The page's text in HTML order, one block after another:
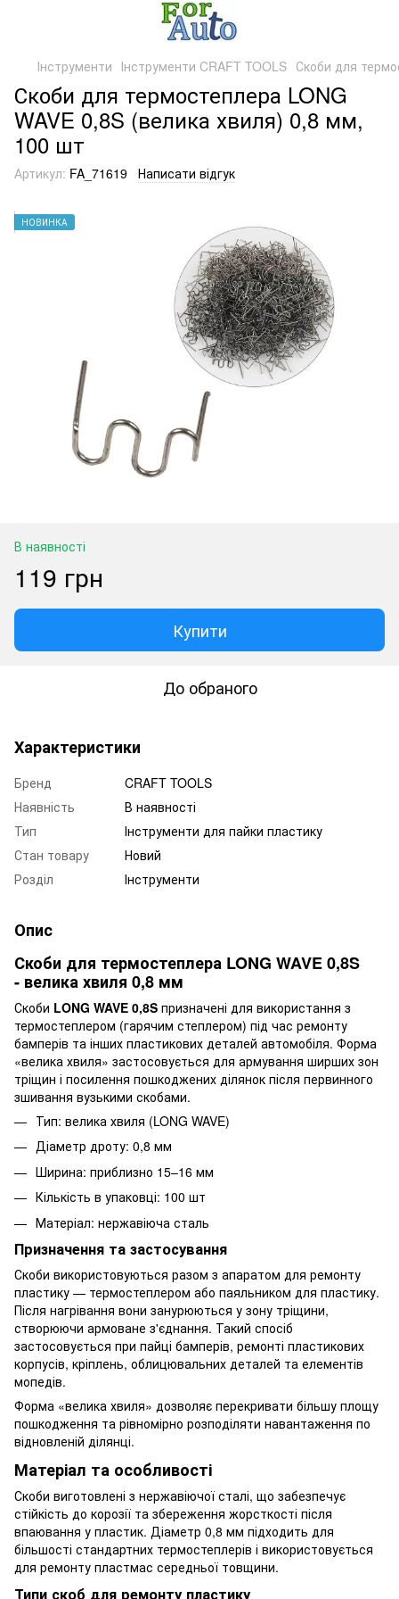
Інструменти Інструменти CRAFT TOOLS Скоби для
Скоби для термостеплера LONG
WAVE 0,8S (велика хвиля) 0,8 мм,
100 шт
Артикул: FA_71619 Написати відгук
НОВИНКА
В наявності
119 грн
Купити
До обраного
Характеристики
Бренд
CRAFT TOOLS
Наявність
В наявності
Тип
Інструменти для пайки пластику
Стан товару
Новий
Розділ
Інструменти
Опис
Скоби для термостеплера LONG WAVE 0,8S
- велика хвиля 0,8 мм
Скоби LONG WAVE 0,8S призначені для використання з
термостеплером (гарячим степлером) під час ремонту
бамперів та інших пластикових деталей автомобіля. Форма
«велика хвиля» застосовується для армування ширших зон
тріщин і посилення пошкоджених ділянок після первинного
зшивання вузькими скобами.
Тип: велика хвиля (LONG WAVE)
Діаметр дроту: 0,8 мм
Ширина: приблизно 15–16 мм
Кількість в упаковці: 100 шт
Матеріал: нержавіюча сталь
Призначення та застосування
Скоби використовуються разом з апаратом для ремонту
пластику — термостеплером або паяльником для пластику.
Після нагрівання вони занурюються у зону тріщини,
створюючи армоване з'єднання. Такий спосіб
застосовується при пайці бамперів, ремонті пластикових
корпусів, кріплень, облицювальних деталей та елементів
мопедів.
Форма «велика хвиля» дозволяє перекривати більшу площу
пошкодження та рівномірно розподіляти навантаження по
відновленій ділянці.
Матеріал та особливості
Скоби виготовлені з нержавіючої сталі, що забезпечує
стійкість до корозії та збереження жорсткості після
впаювання у пластик. Діаметр 0,8 мм підходить для
більшості стандартних термостеплерів і використовується
для ремонту пластмас середньої товщини.
Типи скоб для ремонту пластику